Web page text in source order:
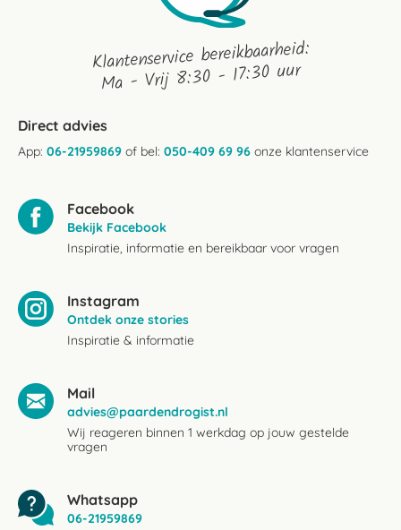
Klantenservice bereikbaarheid:
Ma - Vrij 8:30 - 17:30 uur
Direct advies
App: 06-21959869 of bel: 050-409 69 96 onze klantenservice
Facebook
Bekijk Facebook
Inspiratie, informatie en bereikbaar voor vragen
Instagram
Ontdek onze stories
Inspiratie & informatie
Mail
advies@paardendrogist.nl
Wij reageren binnen 1 werkdag op jouw gestelde
vragen
Whatsapp
06-21959869